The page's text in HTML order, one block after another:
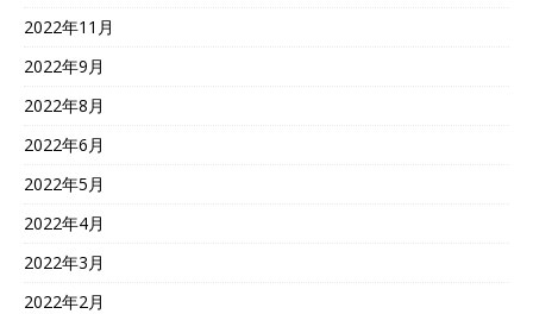
2022年11月
2022年9月
2022年8月
2022年6月
2022年5月
2022年4月
2022年3月
2022年2月